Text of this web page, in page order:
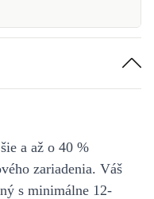
a až o 40 %
zariadenia. Váš
s minimálne 12-